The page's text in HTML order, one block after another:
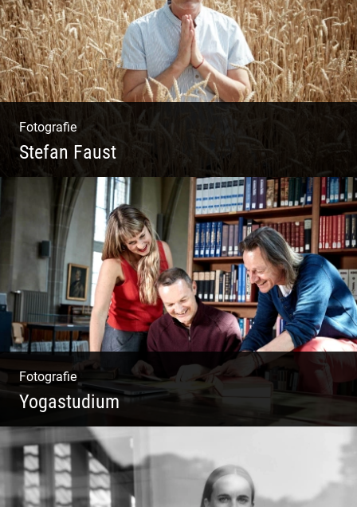
Fotografie
Stefan Faust
Yoga & Meditation
Fotografie
Yogastudium
Philosophie | Asana | Yogapraxis